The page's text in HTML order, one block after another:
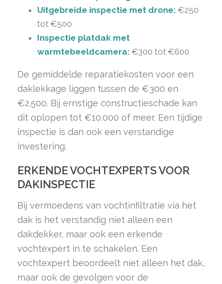
Uitgebreide inspectie met drone: €250
tot €500
Inspectie platdak met
warmtebeeldcamera: €300 tot €600
De gemiddelde reparatiekosten voor een
daklekkage liggen tussen de €300 en
€2.500. Bij ernstige constructieschade kan
dit oplopen tot €10.000 of meer. Een tijdige
inspectie is dan ook een verstandige
investering.
ERKENDE VOCHTEXPERTS VOOR
DAKINSPECTIE
Bij vermoedens van vochtinfiltratie via het
dak is het verstandig niet alleen een
dakdekker, maar ook een erkende
vochtexpert in te schakelen. Een
vochtexpert beoordeelt niet alleen het dak,
maar ook de gevolgen voor de